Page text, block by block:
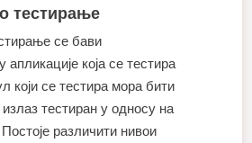
тестирање
се бави
која се тестира
који се тестира мора бити
тестиран у односу на
различити нивои